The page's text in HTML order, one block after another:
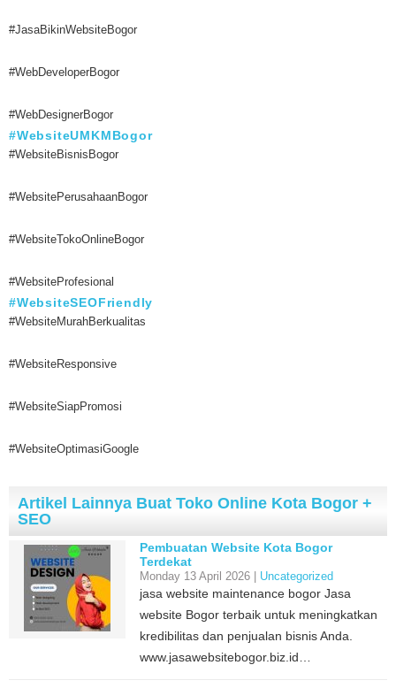
#JasaBikinWebsiteBogor
#WebDeveloperBogor
#WebDesignerBogor
#WebsiteUMKMBogor
#WebsiteBisnisBogor
#WebsitePerusahaanBogor
#WebsiteTokoOnlineBogor
#WebsiteProfesional
#WebsiteSEOFriendly
#WebsiteMurahBerkualitas
#WebsiteResponsive
#WebsiteSiapPromosi
#WebsiteOptimasiGoogle
Artikel Lainnya Buat Toko Online Kota Bogor +
SEO
Pembuatan Website Kota Bogor
Terdekat
Monday 13 April 2026 | Uncategorized
jasa website maintenance bogor Jasa
website Bogor terbaik untuk meningkatkan
kredibilitas dan penjualan bisnis Anda.
www.jasawebsitebogor.biz.id…